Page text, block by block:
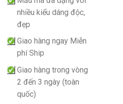
nhiều kiểu dáng độc,
đẹp
Giao hàng ngay Miễn
phí Ship
Giao hàng trong vòng
2 đến 3 ngày (toàn
quốc)